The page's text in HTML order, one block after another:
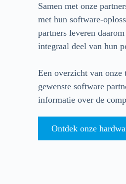
Samen met onze
met hun software-
partners leveren
integraal deel van hun
Een overzicht van onze
gewenste software
informatie over de
Ontdek onze